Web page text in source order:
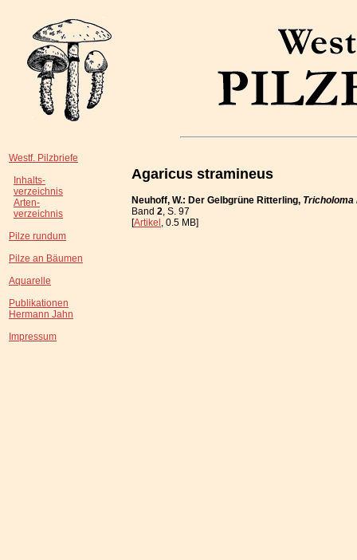
Westf. Pilzbriefe
Inhalts-
verzeichnis
Arten-
verzeichnis
Pilze rundum
Pilze an Bäumen
Aquarelle
Publikationen
Hermann Jahn
Impressum
Agaricus stramineus
Neuhoff, W.: Der Gelbgrüne Ritterling,
Band 2, S. 97
[Artikel, 0.5 MB]